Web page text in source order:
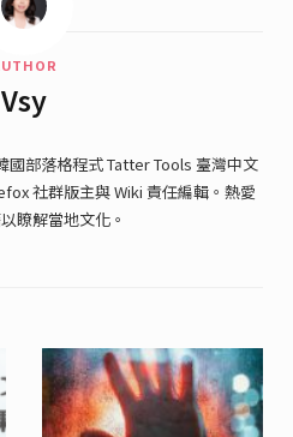
Vsy
國部落格程式 Tatter Tools 臺灣中文
社群版主與 Wiki 責任編輯。熱愛
瞭解當地文化。